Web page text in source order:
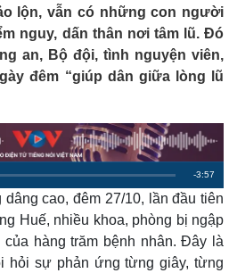
lộn, vẫn có những con người
nguy, dấn thân nơi tâm lũ. Đó
an, Bộ đội, tình nguyện viên,
đêm “giúp dân giữa lòng lũ
R
e
-3:57
cao, đêm 27/10, lần đầu tiên
Huế, nhiều khoa, phòng bị ngập
hàng trăm bệnh nhân. Đây là
hỏi sự phản ứng từng giây, từng